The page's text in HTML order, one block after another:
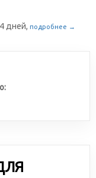
дней, подробнее →